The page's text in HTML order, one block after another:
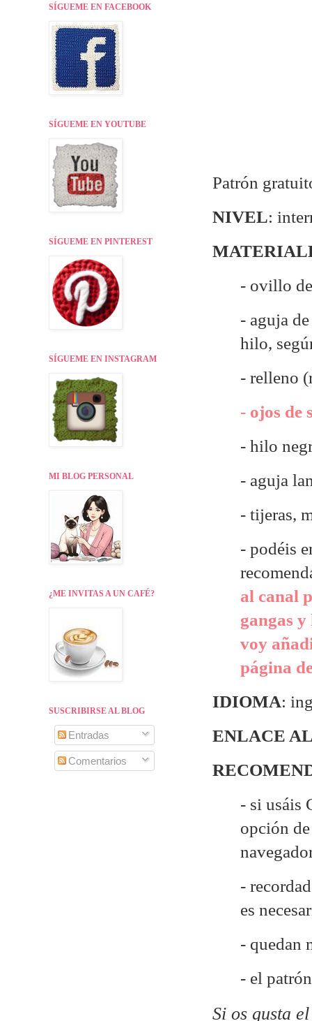
Patrón
NIVEL:
- ovillo
- aguja
hilo,
- relleno
- ojos de
- hilo
- aguja
- tijeras,
- podéis
al canal
gangas
voy
página
IDIOMA:
ENLACE
- si usáis
opción
-
es
- quedan
- el
Si os gusta
SÍGUEME EN FACEBOOK
SÍGUEME EN YOUTUBE
SÍGUEME EN PINTEREST
SÍGUEME EN INSTAGRAM
MI BLOG PERSONAL
¿ME INVITAS A UN CAFÉ?
SUSCRIBIRSE AL BLOG
Entradas
Comentarios